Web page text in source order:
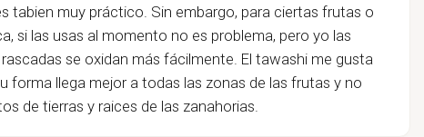
tabien muy práctico. Sin embargo, para ciertas frutas o
si las usas al momento no es problema, pero yo las
se oxidan más fácilmente. El tawashi me gusta
forma llega mejor a todas las zonas de las frutas y no
de tierras y raices de las zanahorias.